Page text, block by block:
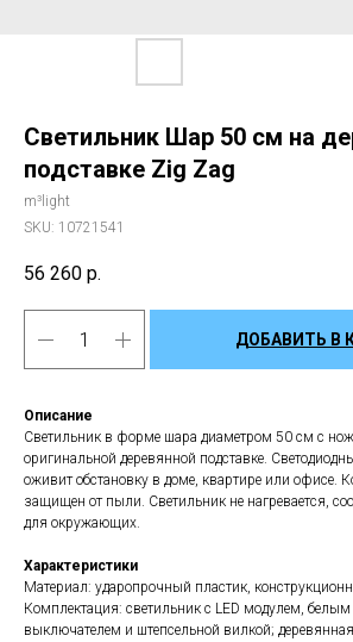
Светильник Шар 50 см на
подставке Zig Zag
m³light
SKU: 10721541
56 260 р.
ДОБАВИТЬ В
Описание
Светильник в форме шара диаметром 50 см с
оригинальной деревянной подставке.
оживит обстановку в доме, квартире или офисе.
защищен от пыли. Светильник не нагревается,
для окружающих.
Характеристики
Материал: ударопрочный пластик,
Комплектация: светильник с LED модулем,
выключателем и штепсельной вилкой;